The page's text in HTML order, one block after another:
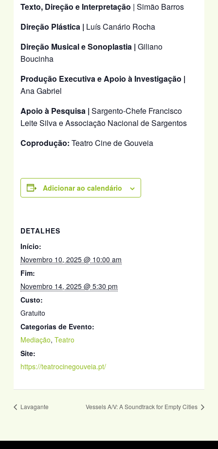
Texto, Direção e Interpretação | Simão Barros
Direção Plástica | Luís Canário Rocha
Direção Musical e Sonoplastia | Giliano
Boucinha
Produção Executiva e Apoio à Investigação |
Ana Gabriel
Apoio à Pesquisa | Sargento-Chefe Francisco
Leite Silva e Associação Nacional de Sargentos
Coprodução: Teatro Cine de Gouveia
Adicionar ao calendário
DETALHES
Início:
Novembro 10, 2025 @ 10:00 am
Fim:
Novembro 14, 2025 @ 5:30 pm
Custo:
Gratuito
Categorias de Evento:
Mediação,Teatro
Site:
https://teatrocinegouveia.pt/
Lavagante Vessels A/V: A Soundtrack for Empty Cities